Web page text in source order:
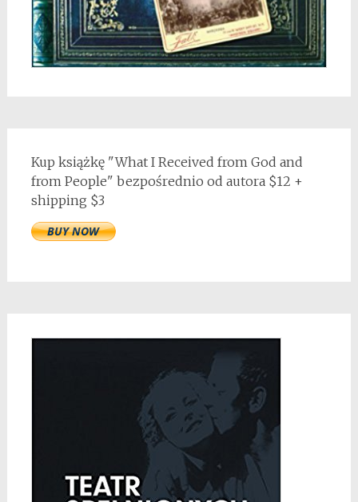
Kup książkę "What I Received from God and
from People" bezpośrednio od autora $12 +
shipping $3